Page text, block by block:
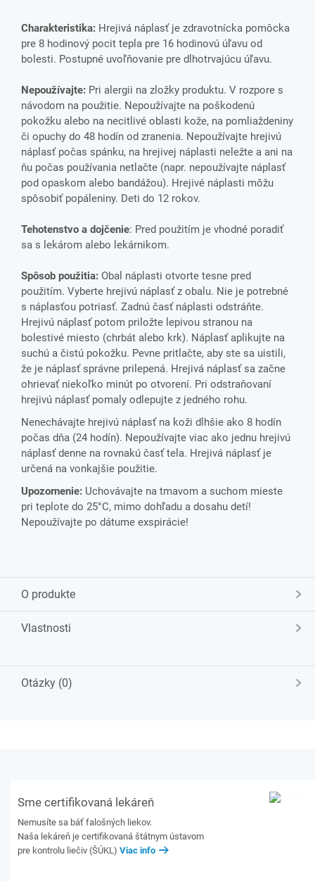
Charakteristika: Hrejivá náplasť je zdravotnícka pomôcka
pre 8 hodinový pocit tepla pre 16 hodinovú úľavu od
bolesti. Postupné uvoľňovanie pre dlhotrvajúcu úľavu.
Nepoužívajte: Pri alergii na zložky produktu. V rozpore s
návodom na použitie. Nepoužívajte na poškodenú
pokožku alebo na necitlivé oblasti kože, na pomliaždeniny
či opuchy do 48 hodín od zranenia. Nepoužívajte hrejivú
náplasť počas spánku, na hrejivej náplasti neležte a ani na
ňu počas používania netlačte (napr. nepoužívajte náplasť
pod opaskom alebo bandážou). Hrejivé náplasti môžu
spôsobiť popáleniny. Deti do 12 rokov.
Tehotenstvo a dojčenie: Pred použitím je vhodné poradiť
sa s lekárom alebo lekárnikom.
Spôsob použitia: Obal náplasti otvorte tesne pred
použitím. Vyberte hrejivú náplasť z obalu. Nie je potrebné
s náplasťou potriasť. Zadnú časť náplasti odstráňte.
Hrejivú náplasť potom priložte lepivou stranou na
bolestivé miesto (chrbát alebo krk). Náplasť aplikujte na
suchú a čistú pokožku. Pevne pritlačte, aby ste sa uistili,
že je náplasť správne prilepená. Hrejivá náplasť sa začne
ohrievať niekoľko minút po otvorení. Pri odstraňovaní
hrejivú náplasť pomaly odlepujte z jedného rohu.
Nenechávajte hrejivú náplasť na koži dlhšie ako 8 hodín
počas dňa (24 hodín). Nepoužívajte viac ako jednu hrejivú
náplasť denne na rovnakú časť tela. Hrejivá náplasť je
určená na vonkajšie použitie.
Upozornenie: Uchovávajte na tmavom a suchom mieste
pri teplote do 25°C, mimo dohľadu a dosahu detí!
Nepoužívajte po dátume exspirácie!
O produkte
Vlastnosti
Otázky (0)
Sme certifikovaná lekáreň
Nemusíte sa báť falošných liekov.
Naša lekáreň je certifikovaná štátnym ústavom
pre kontrolu liečiv (ŠÚKL) Viac info